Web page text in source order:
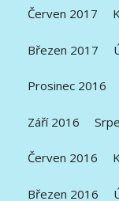
Červen 2017
Březen 2017
Prosinec 2016
Září 2016
Červen 2016
Březen 2016